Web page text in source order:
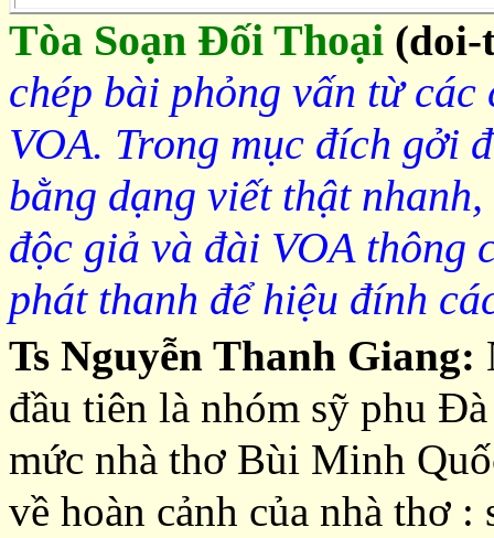
Tòa Soạn Đối Thoại (doi-
chép bài phỏng vấn từ
VOA. Trong mục đích gởi
bằng dạng viết thật
độc giả và đài VOAthông
phát thanh để hiệu đính
Ts Nguyễn Thanh Giang:
đầu tiên là nhóm sỹ phu
mức nhà thơ Bùi Minh
về hoàn cảnh của nhà thơ